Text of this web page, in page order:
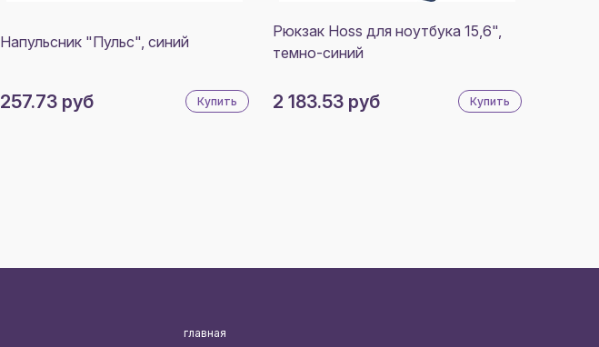
Напульсник "Пульс", синий
257.73 руб Купить
Рюкзак Hoss для ноутбука 15,6",
темно-синий
2 183.53 руб Купить
главная